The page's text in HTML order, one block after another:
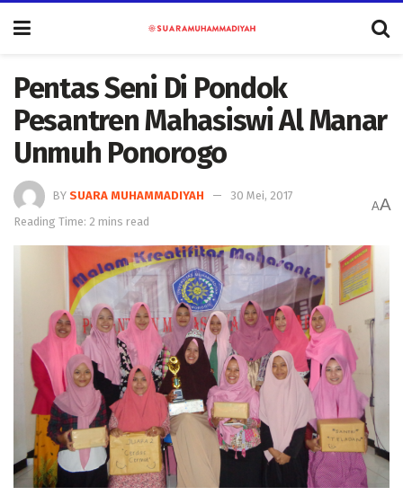
Pentas Seni Di Pondok
Pesantren Mahasiswi Al Manar
Unmuh Ponorogo
BY SUARA MUHAMMADIYAH
30 Mei, 2017
Reading Time: 2 mins read
AA